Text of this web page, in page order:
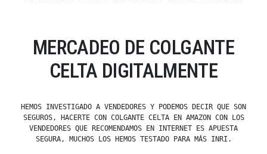
MERCADEO DE COLGANTE
CELTA DIGITALMENTE
HEMOS INVESTIGADO A VENDEDORES Y PODEMOS DECIR QUE SON
SEGUROS, HACERTE CON COLGANTE CELTA EN AMAZON CON LOS
VENDEDORES QUE RECOMENDAMOS EN INTERNET ES APUESTA
SEGURA, MUCHOS LOS HEMOS TESTADO PARA MÁS INRI.